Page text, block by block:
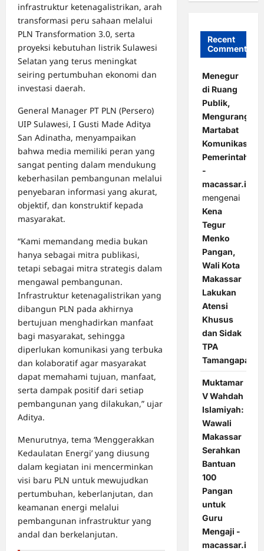
infrastruktur ketenagalistrikan, arah
transformasi peru sahaan melalui
PLN Transformation 3.0, serta
proyeksi kebutuhan listrik Sulawesi
Selatan yang terus meningkat
seiring pertumbuhan ekonomi dan
investasi daerah.
General Manager PT PLN (Persero)
UIP Sulawesi, I Gusti Made Aditya
San Adinatha, menyampaikan
bahwa media memiliki peran yang
sangat penting dalam mendukung
keberhasilan pembangunan melalui
penyebaran informasi yang akurat,
objektif, dan konstruktif kepada
masyarakat.
“Kami memandang media bukan
hanya sebagai mitra publikasi,
tetapi sebagai mitra strategis dalam
mengawal pembangunan.
Infrastruktur ketenagalistrikan yang
dibangun PLN pada akhirnya
bertujuan menghadirkan manfaat
bagi masyarakat, sehingga
diperlukan komunikasi yang terbuka
dan kolaboratif agar masyarakat
dapat memahami tujuan, manfaat,
serta dampak positif dari setiap
pembangunan yang dilakukan,” ujar
Aditya.
Menurutnya, tema ‘Menggerakkan
Kedaulatan Energi’ yang diusung
dalam kegiatan ini mencerminkan
visi baru PLN untuk mewujudkan
pertumbuhan, keberlanjutan, dan
keamanan energi melalui
pembangunan infrastruktur yang
andal dan berkelanjutan.
Recent
Comments
Menegur
di Ruang
Publik,
Mengurangi
Martabat
Komunikasi
Pemerintahan
-
macassar.id
mengenai
Kena
Tegur
Menko
Pangan,
Wali Kota
Makassar
Lakukan
Atensi
Khusus
dan Sidak
TPA
Tamangapa
Muktamar
V Wahdah
Islamiyah:
Wawali
Makassar
Serahkan
Bantuan
100
Pangan
untuk
Guru
Mengaji -
macassar.id